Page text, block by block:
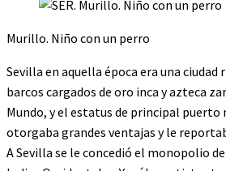
Murillo. Niño con un perro
Sevilla en aquella época era una ciudad
barcos cargados de oro inca y azteca
Mundo, y el estatus de principal
otorgaba grandes ventajas y le
A Sevilla se le concedió el monopolio